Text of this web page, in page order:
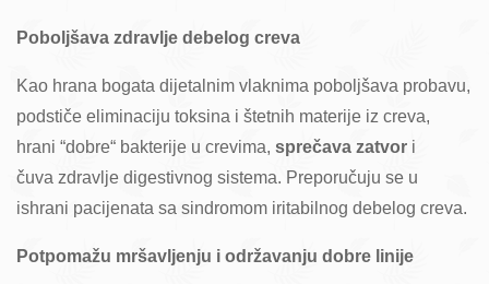
Poboljšava zdravlje debelog creva
Kao hrana bogata dijetalnim vlaknima poboljšava probavu,
podstiče eliminaciju toksina i štetnih materije iz creva,
hrani “dobre“ bakterije u crevima, sprečava zatvor i
čuva zdravlje digestivnog sistema. Preporučuju se u
ishrani pacijenata sa sindromom iritabilnog debelog creva.
Potpomažu mršavljenju i održavanju dobre linije